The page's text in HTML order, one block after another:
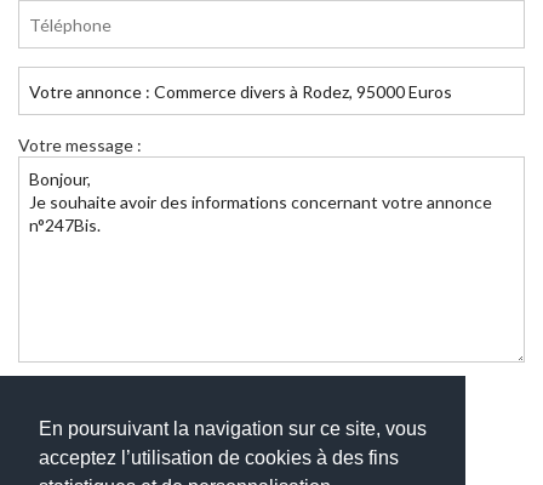
En poursuivant la navigation sur ce site, vous
acceptez l’utilisation de cookies à des fins
Votre message :
ANNONCE 6/